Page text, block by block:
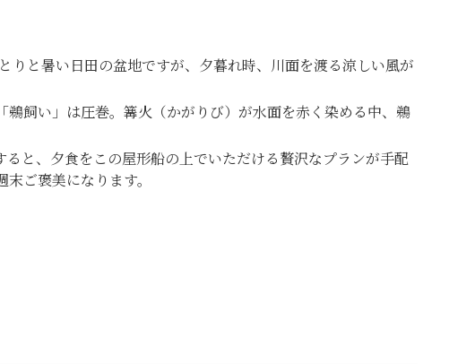
りと暑い日田の盆地ですが、夕暮れ時、川面を渡る涼しい風が
飼い」は圧巻。篝火（かがりび）が水面を赤く染める中、鵜
と、夕食をこの屋形船の上でいただける贅沢なプランが手配
ご褒美になります。